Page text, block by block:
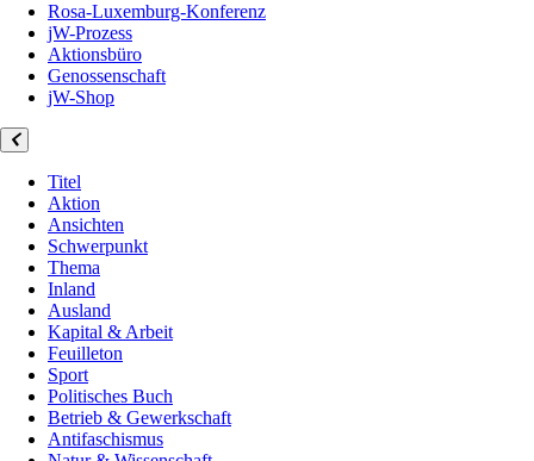
Rosa-Luxemburg-Konferenz
jW-Prozess
Aktionsbüro
Genossenschaft
jW-Shop
Titel
Aktion
Ansichten
Schwerpunkt
Thema
Inland
Ausland
Kapital & Arbeit
Feuilleton
Sport
Politisches Buch
Betrieb & Gewerkschaft
Antifaschismus